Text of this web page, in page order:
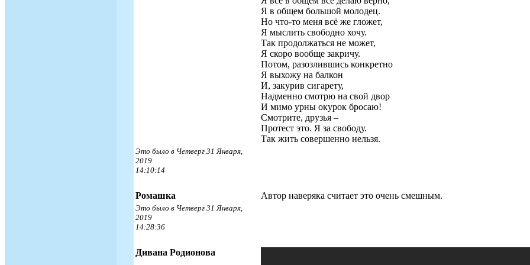
Я в общем большой молодец.
Но что-то меня всё же гложет,
Я мыслить свободно хочу.
Так продолжаться не может,
Я скоро вообще закричу.
Потом, разозлившись конкретно
Я выхожу на балкон
И, закурив сигарету,
Надменно смотрю на свой двор
И мимо урны окурок бросаю!
Смотрите, друзья –
Протест это. Я за свободу.
Так жить совершенно нельзя.
Это было в Четверг 31 Января,
2019
14:10:14
Ромашка Автор наверяка считает это очень смешным.
Это было в Четверг 31 Января,
2019
14:28:36
Дивана Родионова